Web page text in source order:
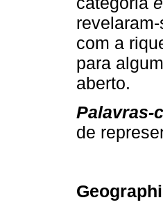
com a
para
aberto.
Palavras-
de